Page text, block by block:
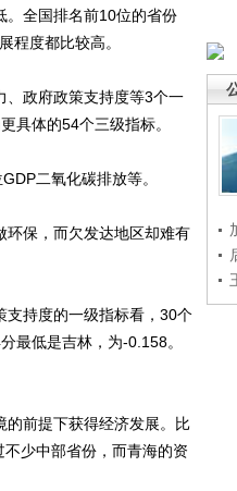
全国排名前10位的省份
程度都比较高。
政府政策支持度等3个一
具体的54个三级指标。
二氧化碳排放等。
保，而欠发达地区却难有
持度的一级指标看，30个
最低是吉林，为-0.158。
前提下获得经济发展。比
少中部省份，而青海的资